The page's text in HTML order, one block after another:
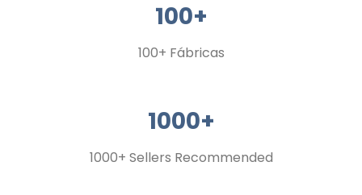
100+
100+ Fábricas
1000+
1000+ Sellers Recommended